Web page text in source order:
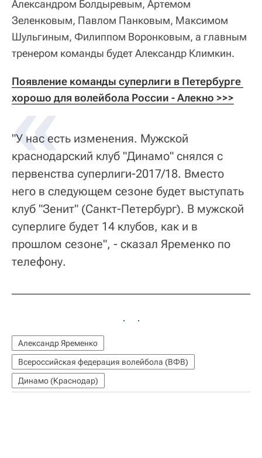
Александром Болдыревым, Артемом
Зеленковым, Павлом Панковым, Максимом
Шульгиным, Филиппом Воронковым, а главным
тренером команды будет Александр Климкин.
Появление команды суперлиги в Петербурге
хорошо для волейбола России - Алекно >>>
"У нас есть изменения. Мужской
краснодарский клуб "Динамо" снялся с
первенства суперлиги-2017/18. Вместо
него в следующем сезоне будет выступать
клуб "Зенит" (Санкт-Петербург). В мужской
суперлиге будет 14 клубов, как и в
прошлом сезоне", - сказал Яременко по
телефону.
Александр Яременко
Всероссийская федерация волейбола (ВФВ)
Динамо (Краснодар)